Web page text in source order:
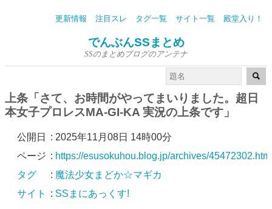
更新情報 注目スレ タグ一覧 サイト一覧 殿堂入り！
でんぶんSSまとめ
SSのまとめブログのアンテナ
上条「さて、お時間がやってまいりました。超日
本女子プロレスMA-GI-KA 実況の上条です」
公開日 : 2025年11月08日 14時00分
ページ : https://esusokuhou.blog.jp/archives/
タグ
: 魔法少女まどか☆マギカ
サイト
: SSまにあっくす!